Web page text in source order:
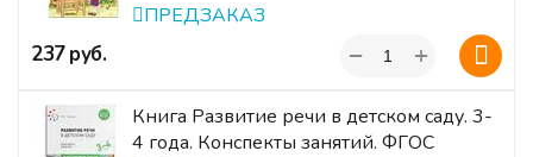
ПРЕДЗАКАЗ
‍237‍руб. +
−
Книга Развитие речи в детском саду. 3-
4 года. Конспекты занятий. ФГОС